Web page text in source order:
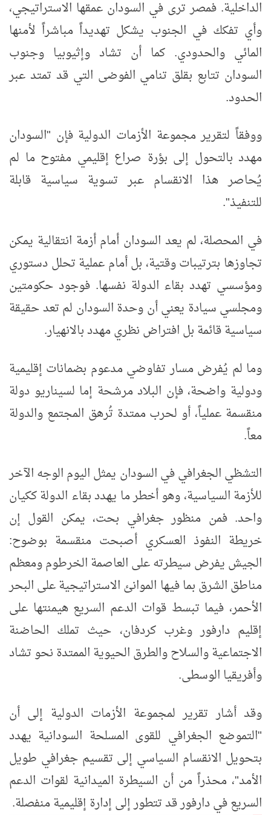
الداخلية. فمصر ترى في السودان عمقها الاستراتيجي،
وأي تفكك في الجنوب يشكل تهديداً مباشراً لأمنها
المائي والحدودي. كما أن تشاد وإثيوبيا وجنوب
السودان تتابع بقلق تنامي الفوضى التي قد تمتد عبر
الحدود.
ووفقاً لتقرير مجموعة الأزمات الدولية فإن "السودان
مهدد بالتحول إلى بؤرة صراع إقليمي مفتوح ما لم
يُحاصر هذا الانقسام عبر تسوية سياسية قابلة
للتنفيذ".
في المحصلة، لم يعد السودان أمام أزمة انتقالية يمكن
تجاوزها بترتيبات وقتية، بل أمام عملية تحلل دستوري
ومؤسسي تهدد بقاء الدولة نفسها. فوجود حكومتين
ومجلسي سيادة يعني أن وحدة السودان لم تعد حقيقة
سياسية قائمة بل افتراض نظري مهدد بالانهيار.
وما لم يُفرض مسار تفاوضي مدعوم بضمانات إقليمية
ودولية واضحة، فإن البلاد مرشحة إما لسيناريو دولة
منقسمة عملياً، أو لحرب ممتدة تُرهق المجتمع والدولة
معاً.
التشظي الجغرافي في السودان يمثل اليوم الوجه الآخر
للأزمة السياسية، وهو أخطر ما يهدد بقاء الدولة ككيان
واحد. فمن منظور جغرافي بحت، يمكن القول إن
خريطة النفوذ العسكري أصبحت منقسمة بوضوح:
الجيش يفرض سيطرته على العاصمة الخرطوم ومعظم
مناطق الشرق بما فيها الموانئ الاستراتيجية على البحر
الأحمر، فيما تبسط قوات الدعم السريع هيمنتها على
إقليم دارفور وغرب كردفان، حيث تملك الحاضنة
الاجتماعية والسلاح والطرق الحيوية الممتدة نحو تشاد
وأفريقيا الوسطى.
وقد أشار تقرير لمجموعة الأزمات الدولية إلى أن
"التموضع الجغرافي للقوى المسلحة السودانية يهدد
بتحويل الانقسام السياسي إلى تقسيم جغرافي طويل
الأمد"، محذراً من أن السيطرة الميدانية لقوات الدعم
السريع في دارفور قد تتطور إلى إدارة إقليمية منفصلة.